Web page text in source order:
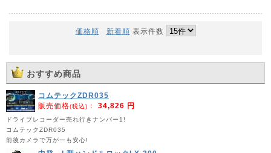
価格順 新着順 表示件数
おすすめ商品
コムテックZDR035
販売価格(税込) ： 34,826 円
ドライブレコーダー売れ行きナンバー1!
コムテックZDR035
前後カメラで万が一も安心!